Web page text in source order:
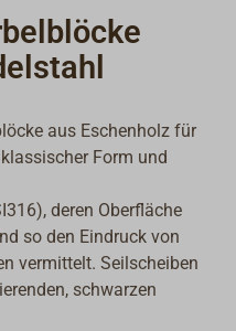
aus Eschenholz für
Form und
deren Oberfläche
so den Eindruck von
vermittelt. Seilscheiben
schwarzen